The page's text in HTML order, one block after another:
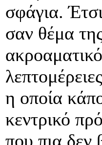
σφάγια.
σαν θέμα
η οποία
κεντρικό
που πια δεν